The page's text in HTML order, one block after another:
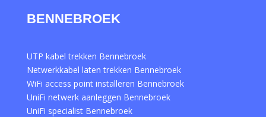
BENNEBROEK
UTP kabel trekken Bennebroek
Netwerkkabel laten trekken Bennebroek
WiFi access point installeren Bennebroek
UniFi netwerk aanleggen Bennebroek
UniFi specialist Bennebroek